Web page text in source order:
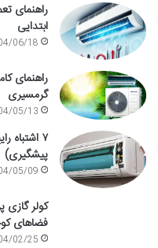
راهنمای
ابتدایی
06/18
راهنمای
گرمسیری
05/13
۷
پیشگیری)
05/09
کولر گازی
فضاهای
02/25